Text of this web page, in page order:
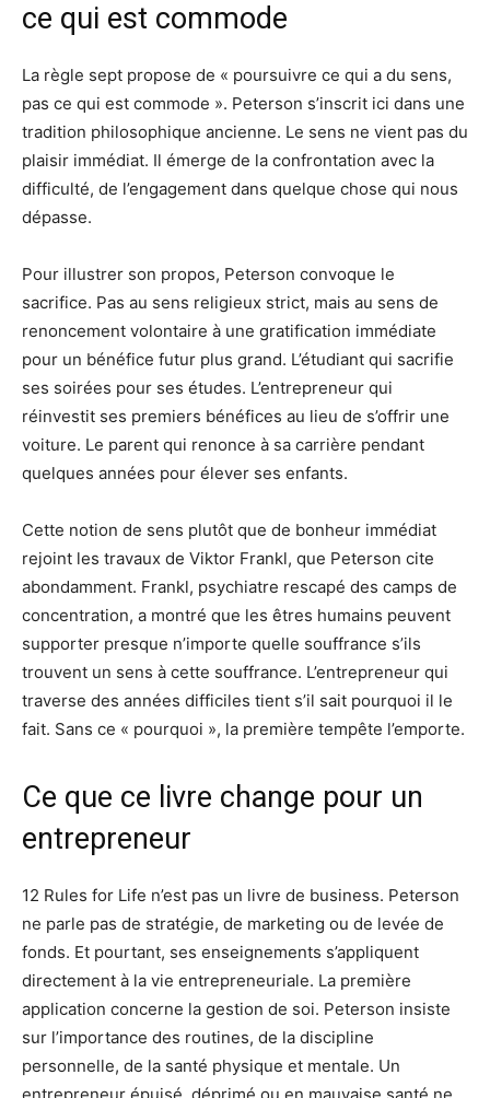
ce qui est commode
La règle sept propose de « poursuivre ce qui a du sens,
pas ce qui est commode ». Peterson s’inscrit ici dans une
tradition philosophique ancienne. Le sens ne vient pas du
plaisir immédiat. Il émerge de la confrontation avec la
difficulté, de l’engagement dans quelque chose qui nous
dépasse.
Pour illustrer son propos, Peterson convoque le
sacrifice. Pas au sens religieux strict, mais au sens de
renoncement volontaire à une gratification immédiate
pour un bénéfice futur plus grand. L’étudiant qui sacrifie
ses soirées pour ses études. L’entrepreneur qui
réinvestit ses premiers bénéfices au lieu de s’offrir une
voiture. Le parent qui renonce à sa carrière pendant
quelques années pour élever ses enfants.
Cette notion de sens plutôt que de bonheur immédiat
rejoint les travaux de Viktor Frankl, que Peterson cite
abondamment. Frankl, psychiatre rescapé des camps de
concentration, a montré que les êtres humains peuvent
supporter presque n’importe quelle souffrance s’ils
trouvent un sens à cette souffrance. L’entrepreneur qui
traverse des années difficiles tient s’il sait pourquoi il le
fait. Sans ce « pourquoi », la première tempête l’emporte.
Ce que ce livre change pour un
entrepreneur
12 Rules for Life n’est pas un livre de business. Peterson
ne parle pas de stratégie, de marketing ou de levée de
fonds. Et pourtant, ses enseignements s’appliquent
directement à la vie entrepreneuriale. La première
application concerne la gestion de soi. Peterson insiste
sur l’importance des routines, de la discipline
personnelle, de la santé physique et mentale. Un